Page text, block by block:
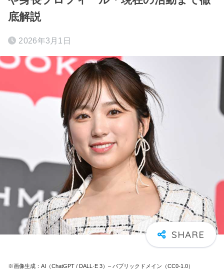
底解説
2026年3月1日
※画像生成：AI（ChatGPT / DALL·E 3）– パブリックドメイン（CC0-1.0）